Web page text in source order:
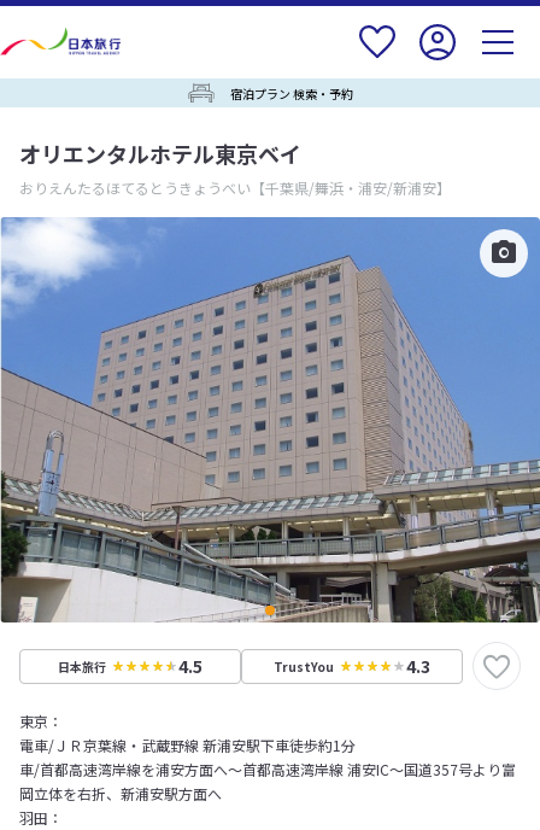
宿泊プラン 検索・予約
オリエンタルホテル東京ベイ
おりえんたるほてるとうきょうべい 【千葉県/舞浜・浦安/新浦安】
日本旅行 4.5 TrustYou 4.3
東京：
電車/ＪＲ京葉線・武蔵野線 新浦安駅下車徒歩約1分
車/首都高速湾岸線を浦安方面へ～首都高速湾岸線 浦安IC～国道357号より富
岡立体を右折、新浦安駅方面へ
羽田：